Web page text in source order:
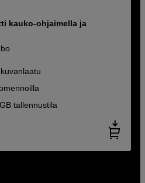
kauko-ohjaimella ja
tallennustila